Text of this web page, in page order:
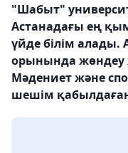
"Шабыт"
Астанадағы ең
үйде білім алады.
орынында жөндеу
Мәдениет және
шешім